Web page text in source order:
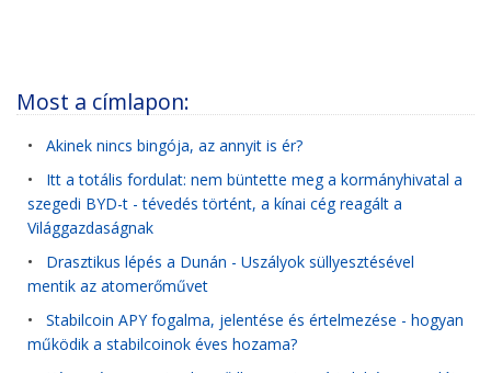
Most a címlapon:
• Akinek nincs bingója, az annyit is ér?
• Itt a totális fordulat: nem büntette meg a kormányhivatal a
szegedi BYD-t - tévedés történt, a kínai cég reagált a
Világgazdaságnak
• Drasztikus lépés a Dunán - Uszályok süllyesztésével
mentik az atomerőművet
• Stabilcoin APY fogalma, jelentése és értelmezése - hogyan
működik a stabilcoinok éves hozama?